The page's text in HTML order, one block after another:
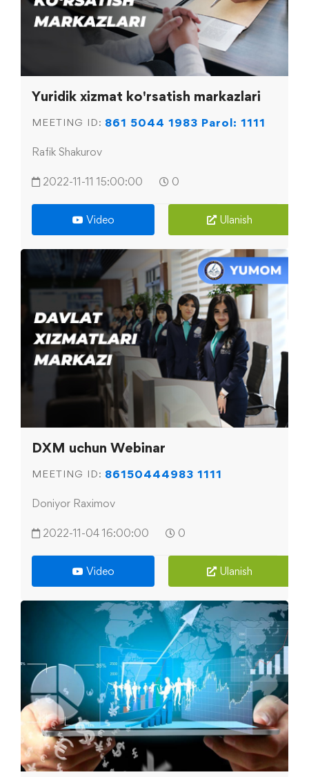
Yuridik xizmat ko'rsatish markazlari
MEETING ID: 861 5044 1983 Parol: 1111
Rafik Shakurov
2022-11-11 15:00:00 0
Video Ulanish
DXM uchun Webinar
MEETING ID: 86150444983 1111
Doniyor Raximov
2022-11-04 16:00:00 0
Video Ulanish